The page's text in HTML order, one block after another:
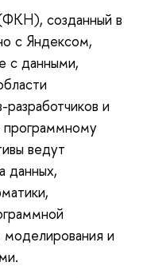
созданный в
с Яндексом,
с данными,
и
программному
ведут
данных,
моделирования и